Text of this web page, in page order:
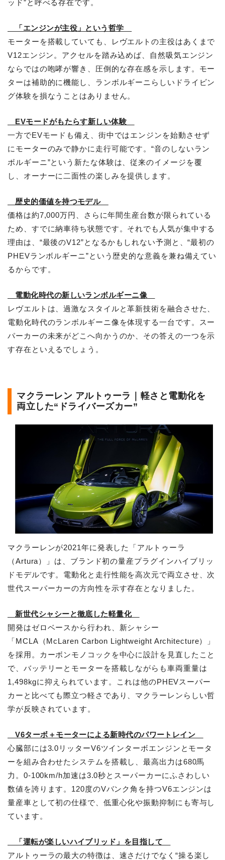
ッド”と呼べる存在です。
「エンジンが主役」という哲学
モーターを搭載していても、レヴエルトの主役はあくまで
V12エンジン。アクセルを踏み込めば、自然吸気エンジン
ならではの咆哮が響き、圧倒的な存在感を示します。モー
ターは補助的に機能し、ランボルギーニらしいドライビン
グ体験を損なうことはありません。
EVモードがもたらす新しい体験
一方でEVモードも備え、街中ではエンジンを始動させず
にモーターのみで静かに走行可能です。“音のしないラン
ボルギーニ”という新たな体験は、従来のイメージを覆
し、オーナーに二面性の楽しみを提供します。
歴史的価値を持つモデル
価格は約7,000万円、さらに年間生産台数が限られている
ため、すでに納車待ち状態です。それでも人気が集中する
理由は、“最後のV12”となるかもしれない予測と、“最初の
PHEVランボルギーニ”という歴史的な意義を兼ね備えてい
るからです。
電動化時代の新しいランボルギーニ像
レヴエルトは、過激なスタイルと革新技術を融合させた、
電動化時代のランボルギーニ像を体現する一台です。スー
パーカーの未来がどこへ向かうのか、その答えの一つを示
す存在といえるでしょう。
マクラーレン アルトゥーラ｜軽さと電動化を
両立した“ドライバーズカー”
マクラーレンが2021年に発表した「アルトゥーラ
（Artura）」は、ブランド初の量産プラグインハイブリッ
ドモデルです。電動化と走行性能を高次元で両立させ、次
世代スーパーカーの方向性を示す存在となりました。
新世代シャシーと徹底した軽量化
開発はゼロベースから行われ、新シャシー
「MCLA（McLaren Carbon Lightweight Architecture）」
を採用。カーボンモノコックを中心に設計を見直したこと
で、バッテリーとモーターを搭載しながらも車両重量は
1,498kgに抑えられています。これは他のPHEVスーパー
カーと比べても際立つ軽さであり、マクラーレンらしい哲
学が反映されています。
V6ターボ＋モーターによる新時代のパワートレイン
心臓部には3.0リッターV6ツインターボエンジンとモータ
ーを組み合わせたシステムを搭載し、最高出力は680馬
力。0-100km/h加速は3.0秒とスーパーカーにふさわしい
数値を誇ります。120度のVバンク角を持つV6エンジンは
量産車として初の仕様で、低重心化や振動抑制にも寄与し
ています。
「運転が楽しいハイブリッド」を目指して
アルトゥーラの最大の特徴は、速さだけでなく“操る楽し